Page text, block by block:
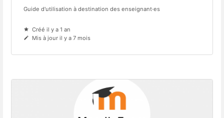
Guide d'utilisation à destination des enseignant·es
Créé il y a 1 an
Mis à jour il y a 7 mois